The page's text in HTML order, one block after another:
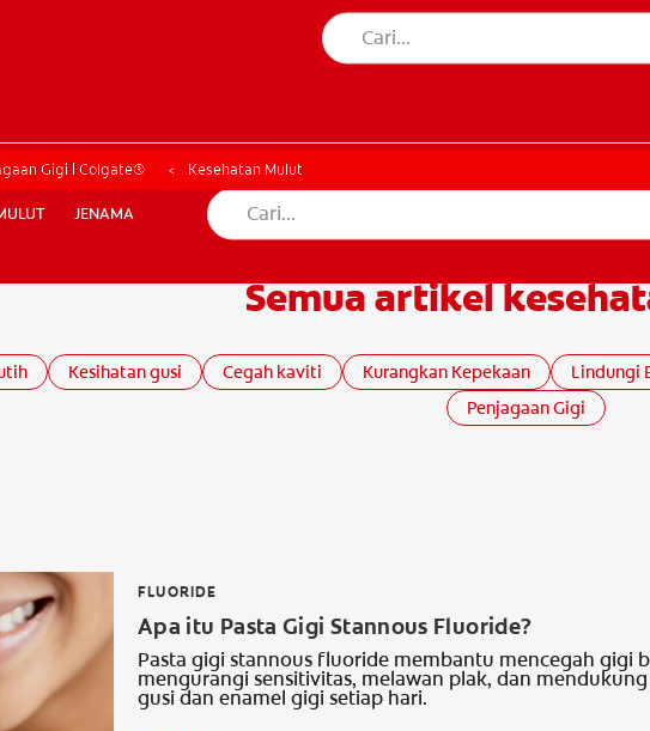
JENAMA
ID (ID)
JENAMA
HUBUNGI KAMI
Gigi | Colgate® Kesehatan Mulut
Semua artikel
Kesihatan gusi Cegah kaviti Kurangkan Kepekaan Lindungi
Penjagaan Gigi
FLUORIDE
Apa itu Pasta Gigi Stannous Fluoride?
Pasta gigi stannous fluoride membantu mencegah gigi
mengurangi sensitivitas, melawan plak, dan
gusi dan enamel gigi setiap hari.